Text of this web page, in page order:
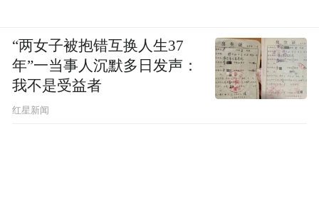
“两女子被抱错互换人生37
年”一当事人沉默多日发声：
我不是受益者
红星新闻